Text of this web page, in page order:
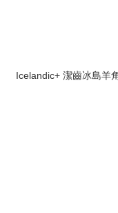
Icelandic+ 潔齒冰島羊